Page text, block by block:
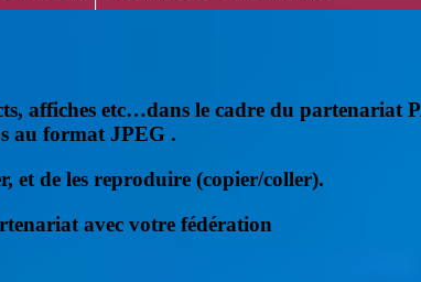
affiches etc…dans le cadre du partenariat
au format JPEG .
et de les reproduire (copier/coller).
avec votre fédération